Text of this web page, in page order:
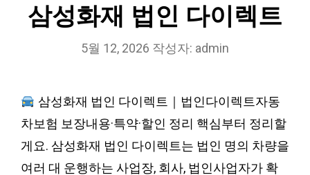
삼성화재 법인 다이렉트
5월 12, 2026 작성자: admin
삼성화재 법인 다이렉트｜법인다이렉트자동
차보험 보장내용·특약·할인 정리 핵심부터 정리할
게요. 삼성화재 법인 다이렉트는 법인 명의 차량을
여러 대 운행하는 사업장, 회사, 법인사업자가 확